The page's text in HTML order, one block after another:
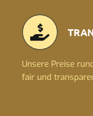
Unsere Preise
fair und